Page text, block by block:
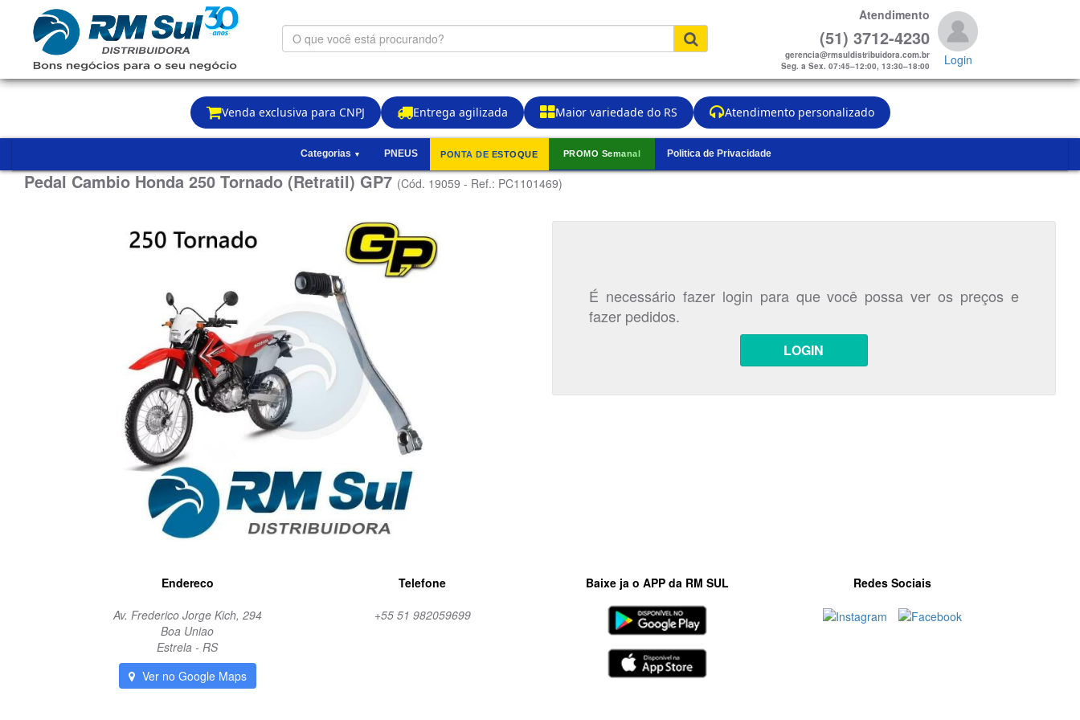
Venda exclusiva para CNPJ Entrega agilizada Maior variedade do RS Atendimento personalizado
O
que
está
procurando?
Atendimento
(51) 3712-4230
gerencia@rmsuldistribuidora.com.br
Seg. a Sex. 07:45–12:00, 13:30–18:00
Login
Categorias ▼ PNEUS PONTA DE ESTOQUE PROMO Semanal Politica de Privacidade
Pedal Cambio Honda 250 Tornado (Retratil) GP7(Cód. 19059 - Ref.: PC1101469)
É necessário fazer login para que você possa ver os preços e
fazer pedidos.
LOGIN
Endereco
Av. Frederico Jorge Kich, 294
Boa Uniao
Estrela - RS
Ver no Google Maps
Telefone
+55 51 982059699
Baixe ja o APP da RM SUL Redes Sociais